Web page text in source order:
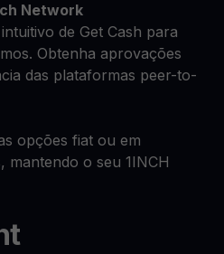
Network
de Get Cash para
Obtenha aprovações
das plataformas peer-to-
opções fiat ou em
mantendo o seu 1INCH